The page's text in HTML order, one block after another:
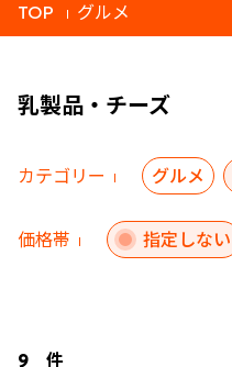
TOP グルメ
乳製品・チーズ
カテゴリー グルメ
価格帯 指定しない
9 件